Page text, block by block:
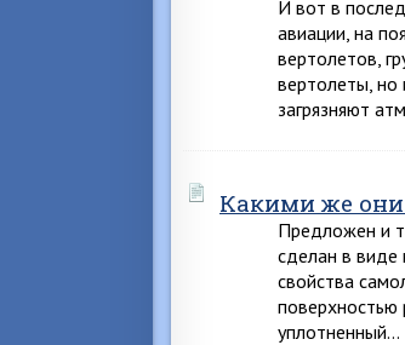
И вот в
авиации, на
вертолетов,
вертолеты, но
загрязняют
Какими же они
Предложен и
сделан в виде
свойства
поверхностью
уплотненный…